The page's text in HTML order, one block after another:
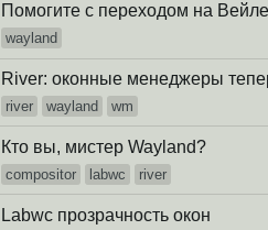
Помогите с переходом на
wayland
River: оконные менеджеры
river wayland wm
Кто вы, мистер Wayland?
compositor labwc river
Labwc прозрачность окон